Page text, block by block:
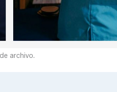
archivo.